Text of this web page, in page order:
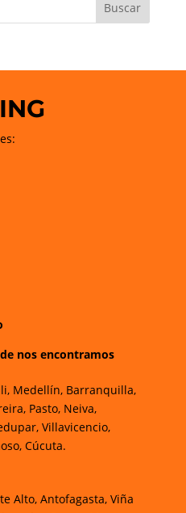
nos encontramos
Medellín, Barranquilla,
Pasto, Neiva,
Villavicencio,
Cúcuta.
Alto, Antofagasta, Viña